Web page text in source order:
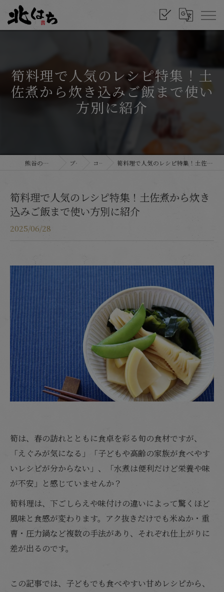
筍料理で人気のレシピ特集！土
佐煮から炊き込みご飯まで使い
方別に紹介
熊谷の和食なら北はち ブログ コラム 筍料理で人気のレシピ特集！土佐煮から炊き込みご飯まで使い方別に紹介
筍料理で人気のレシピ特集！土佐煮から炊き
込みご飯まで使い方別に紹介
2025/06/28
筍は、春の訪れとともに食卓を彩る旬の食材ですが、
「えぐみが気になる」「子どもや高齢の家族が食べやす
いレシピが分からない」、「水煮は便利だけど栄養や味
が不安」と感じていませんか？
筍料理は、下ごしらえや味付けの違いによって驚くほど
風味と食感が変わります。アク抜きだけでも米ぬか・重
曹・圧力鍋など複数の手法があり、それぞれ仕上がりに
差が出るのです。
この記事では、子どもでも食べやすい甘めレシピから、